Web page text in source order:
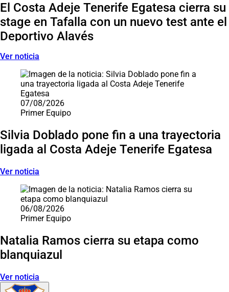
El Costa Adeje Tenerife Egatesa cierra su
stage en Tafalla con un nuevo test ante el
Deportivo Alavés
Ver noticia
07/08/2026
Primer Equipo
Silvia Doblado pone fin a una trayectoria
ligada al Costa Adeje Tenerife Egatesa
Ver noticia
06/08/2026
Primer Equipo
Natalia Ramos cierra su etapa como
blanquiazul
Ver noticia